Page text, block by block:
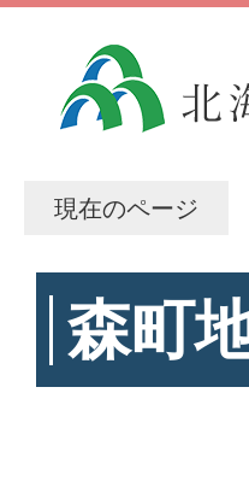
現在のページ
森町